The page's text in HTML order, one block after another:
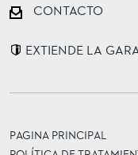
CONTACTO
EXTIENDE LA
PAGINA PRINCIPAL